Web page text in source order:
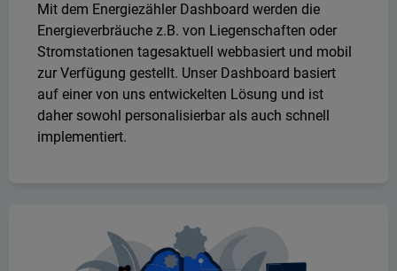
Mit dem Energiezähler Dashboard werden die
Energieverbräuche z.B. von Liegenschaften oder
Stromstationen tagesaktuell webbasiert und mobil
zur Verfügung gestellt. Unser Dashboard basiert
auf einer von uns entwickelten Lösung und ist
daher sowohl personalisierbar als auch schnell
implementiert.